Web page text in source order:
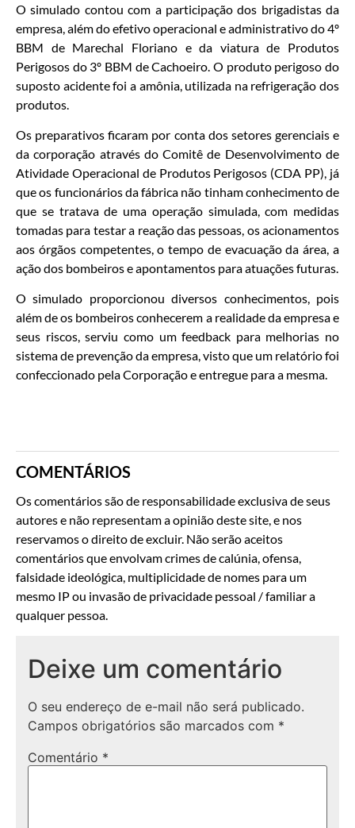
O simulado contou com a participação dos brigadistas da
empresa, além do efetivo operacional e administrativo do 4º
BBM de Marechal Floriano e da viatura de Produtos
Perigosos do 3º BBM de Cachoeiro. O produto perigoso do
suposto acidente foi a amônia, utilizada na refrigeração dos
produtos.
Os preparativos ficaram por conta dos setores gerenciais e
da corporação através do Comitê de Desenvolvimento de
Atividade Operacional de Produtos Perigosos (CDA PP), já
que os funcionários da fábrica não tinham conhecimento de
que se tratava de uma operação simulada, com medidas
tomadas para testar a reação das pessoas, os acionamentos
aos órgãos competentes, o tempo de evacuação da área, a
ação dos bombeiros e apontamentos para atuações futuras.
O simulado proporcionou diversos conhecimentos, pois
além de os bombeiros conhecerem a realidade da empresa e
seus riscos, serviu como um feedback para melhorias no
sistema de prevenção da empresa, visto que um relatório foi
confeccionado pela Corporação e entregue para a mesma.
COMENTÁRIOS
Os comentários são de responsabilidade exclusiva de seus
autores e não representam a opinião deste site, e nos
reservamos o direito de excluir. Não serão aceitos
comentários que envolvam crimes de calúnia, ofensa,
falsidade ideológica, multiplicidade de nomes para um
mesmo IP ou invasão de privacidade pessoal / familiar a
qualquer pessoa.
Deixe um comentário
O seu endereço de e-mail não será publicado.
Campos obrigatórios são marcados com *
Comentário *